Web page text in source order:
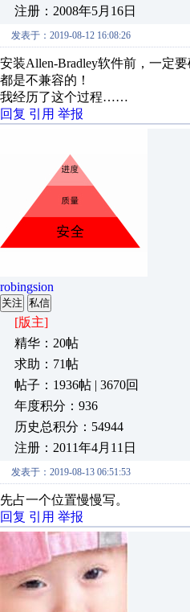
注册：2008年5月16日
发表于：2019-08-12 16:08:26
安装Allen-Bradley软件前，一定
都是不兼容的！
我经历了这个过程……
回复 引用 举报
robingsion
关注 私信
[版主]
精华：20帖
求助：71帖
帖子：1936帖 | 3670回
年度积分：936
历史总积分：54944
注册：2011年4月11日
发表于：2019-08-13 06:51:53
先占一个位置慢慢写。
回复 引用 举报